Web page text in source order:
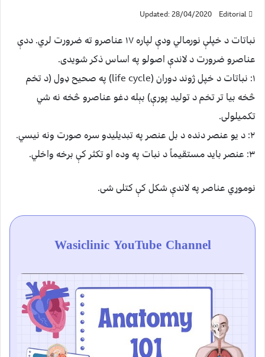
Editorial
Updated: 28/04/2020
نباتات د خپلې نورمالي ودې لپاره ۱۷ عناصرو ته ضرورت لري. ددې
عناصرو ضرورت د لاندې اصولو په اساس ذکر شویدی.
۱: نباتات د خپل ژوند دوران (life cycle) په صحیح ډول (د تخم
څخه بیا تر تخم د تولید پورې) بېله دغو عناصرو څخه نه شي
تکمیلولی.
۲: د یو عنصر دنده د بل عنصر په تبدیلیدو سره صورت ونه نیسي.
۳: عنصر باید مستقیماً د نبات په وده او تکثر کې برخه واخلي.
نوموړي عناصر په لاندې شکل کې کتلی شی.
Wasiclinic YouTube Channel